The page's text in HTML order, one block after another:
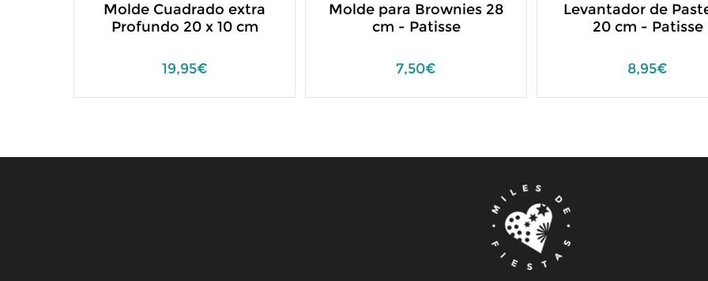
Molde Cuadrado extra
Profundo 20 x 10 cm
19,95€
Molde para Brownies 28
cm - Patisse
7,50€
Levantador de
20 cm - Patisse
8,95€